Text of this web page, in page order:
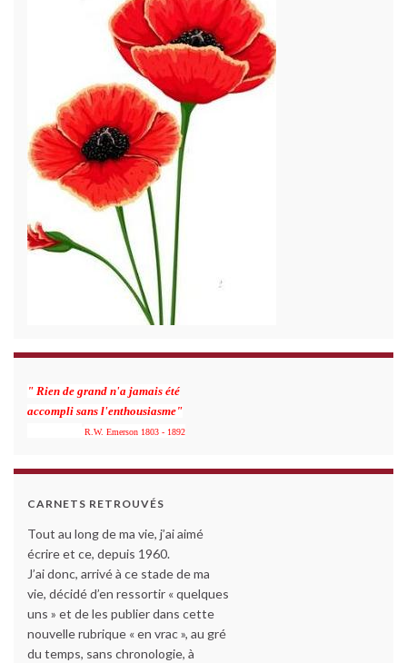
" Rien de grand n'a jamais été
accompli sans l'enthousiasme"
R.W. Emerson 1803 - 1892
CARNETS RETROUVÉS
Tout au long de ma vie, j’ai aimé
écrire et ce, depuis 1960.
J’ai donc, arrivé à ce stade de ma
vie, décidé d’en ressortir « quelques
uns » et de les publier dans cette
nouvelle rubrique « en vrac », au gré
du temps, sans chronologie, à